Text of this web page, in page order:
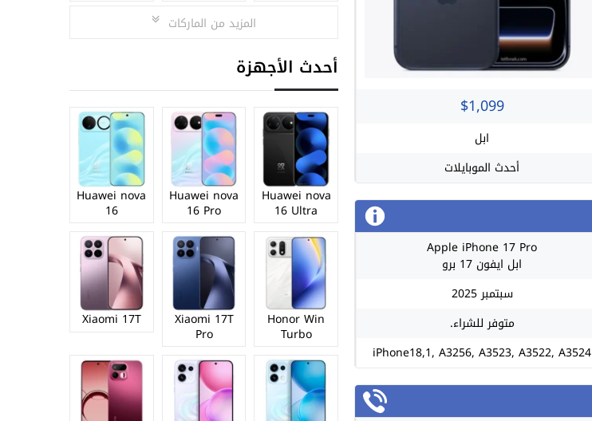
$1,099
ابل
أحدث الموبايلات
Apple iPhone 17 Pro
ابل ايفون 17 برو
سبتمبر 2025
متوفر للشراء.
iPhone18,1, A3256, A3523, A3522, A3524
المزيد من الماركات
أحدث الأجهزة
Huawei nova
16 Ultra
Huawei nova
16 Pro
Huawei nova
16
Honor Win
Turbo
Xiaomi 17T
Pro
Xiaomi 17T